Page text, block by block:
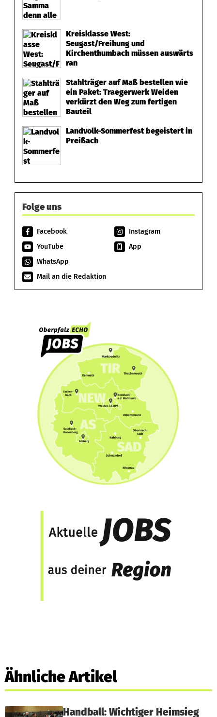
Kreisklasse West:
Seugast/Freihung und
Kirchenthumbach müssen auswärts
ran
Stahlträger auf Maß bestellen wie
ein Paket: Traegerwerk Weiden
verkürzt den Weg zum fertigen
Bauteil
Landvolk-Sommerfest begeistert in
Preißach
Folge uns
Facebook
Instagram
YouTube
App
WhatsApp
Mail an die Redaktion
Ähnliche Artikel
Handball: Wichtiger Heimsieg